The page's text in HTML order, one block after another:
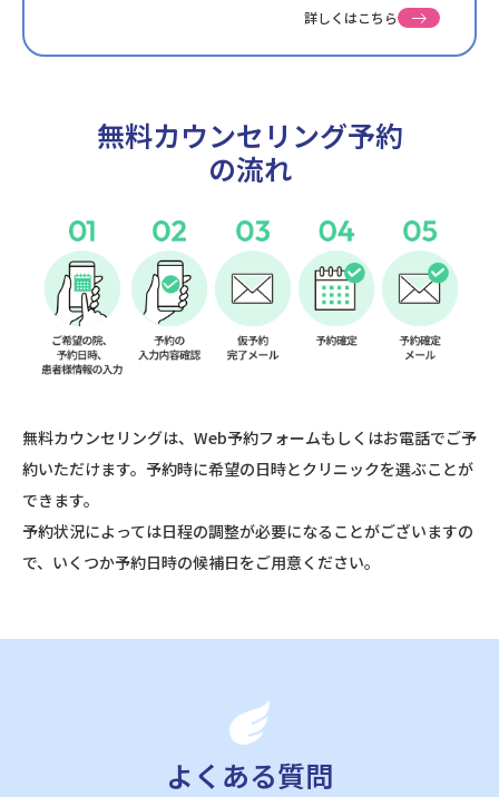
詳しくはこちら
無料カウンセリング予約
の流れ
無料カウンセリングは、Web予約フォームもしくはお電話でご予
約いただけます。予約時に希望の日時とクリニックを選ぶことが
できます。
予約状況によっては日程の調整が必要になることがございますの
で、いくつか予約日時の候補日をご用意ください。
よくある質問